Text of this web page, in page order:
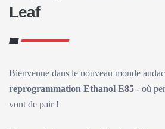
Leaf
Bienvenue dans le nouveau monde
reprogrammation Ethanol E85 - où
vont de pair !